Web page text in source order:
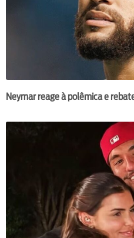
Neymar reage à polêmica e